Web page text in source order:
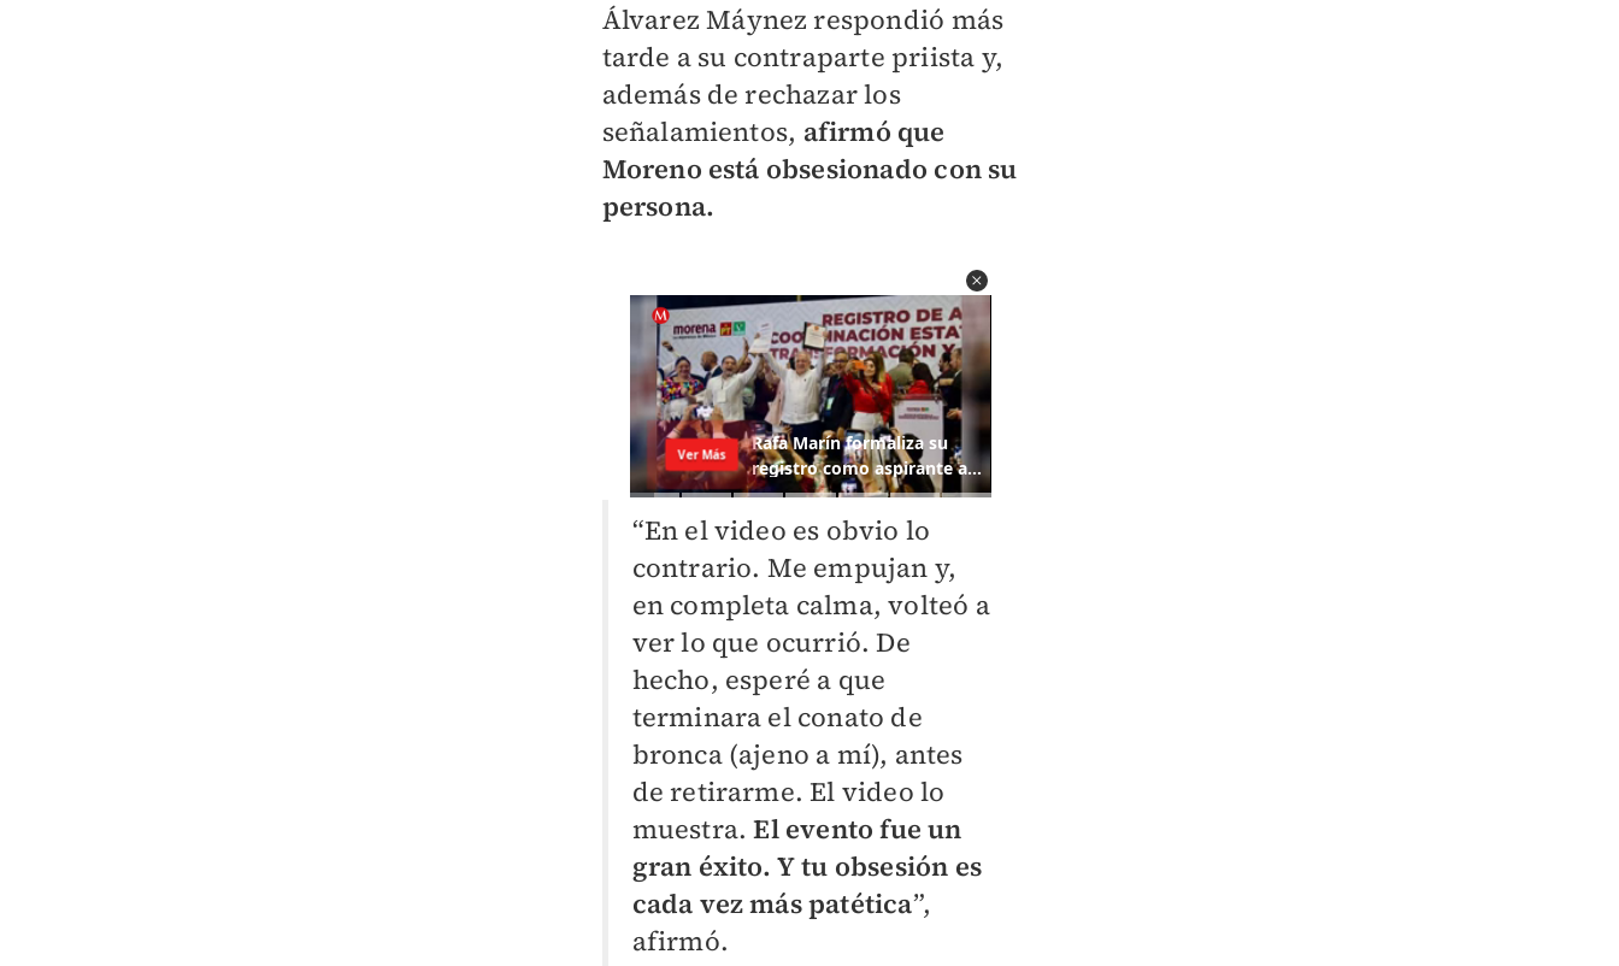
Álvarez Máynez respondió más
tarde a su contraparte priista y,
además de rechazar los
señalamientos, afirmó que
Moreno está obsesionado con su
persona.
“En el video es obvio lo
contrario. Me empujan y,
en completa calma, volteó a
ver lo que ocurrió. De
hecho, esperé a que
terminara el conato de
bronca (ajeno a mí), antes
de retirarme. El video lo
muestra. El evento fue un
gran éxito. Y tu obsesión es
cada vez más patética”,
afirmó.